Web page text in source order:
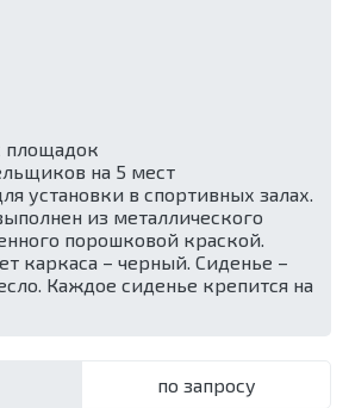
площадок
на 5 мест
установки в спортивных залах.
из металлического
порошковой краской.
каркаса – черный. Сиденье –
Каждое сиденье крепится на
по запросу